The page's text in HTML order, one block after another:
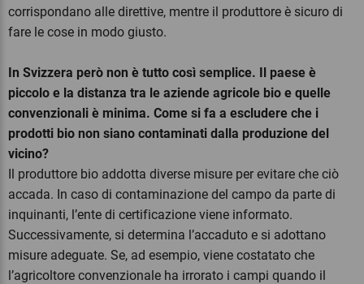
corrispondano alle direttive, mentre il produttore è sicuro di
fare le cose in modo giusto.
In Svizzera però non è tutto così semplice. Il paese è
piccolo e la distanza tra le aziende agricole bio e quelle
convenzionali è minima. Come si fa a escludere che i
prodotti bio non siano contaminati dalla produzione del
vicino?
Il produttore bio addotta diverse misure per evitare che ciò
accada. In caso di contaminazione del campo da parte di
inquinanti, l’ente di certificazione viene informato.
Successivamente, si determina l’accaduto e si adottano
misure adeguate. Se, ad esempio, viene costatato che
l’agricoltore convenzionale ha irrorato i campi quando il